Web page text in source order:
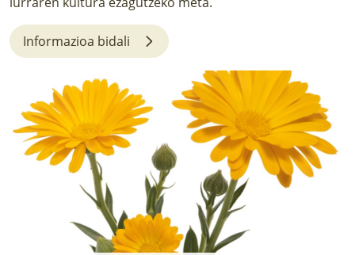
LURRAREN AGENDA
AZOKA
Informazioa bidali